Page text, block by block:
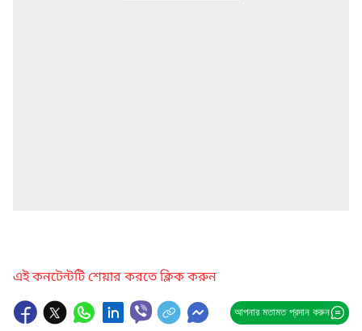
এই কনটেন্টটি শেয়ার করতে ক্লিক করুন
আপনার মতামত প্রদান করুন